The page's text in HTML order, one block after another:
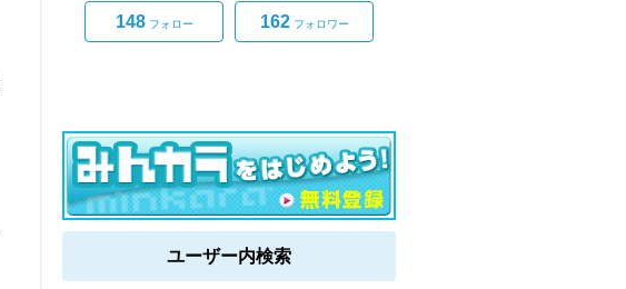
148フォロー 162フォロワー
ユーザー内検索